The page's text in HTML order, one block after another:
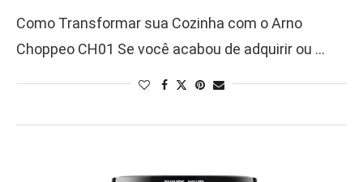
Como Transformar sua Cozinha com o Arno
Choppeo CH01 Se você acabou de adquirir ou …